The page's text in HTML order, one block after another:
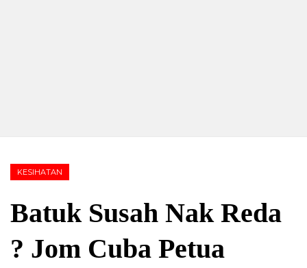
KESIHATAN
Batuk Susah Nak Reda
? Jom Cuba Petua